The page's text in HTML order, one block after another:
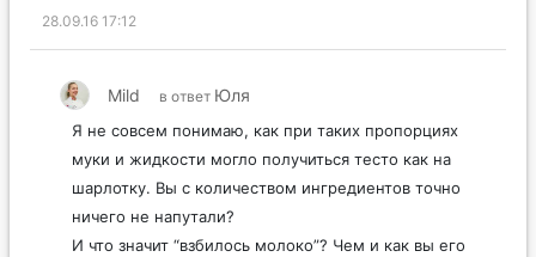
28.09.16 17:12
Mild в ответ Юля
Я не совсем понимаю, как при таких пропорциях
муки и жидкости могло получиться тесто как на
шарлотку. Вы с количеством ингредиентов точно
ничего не напутали?
И что значит “взбилось молоко”? Чем и как вы его